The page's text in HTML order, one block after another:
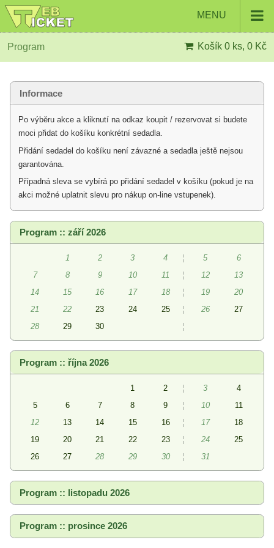
MENU
Program Košík 0 ks, 0 Kč
Informace
Po výběru akce a kliknutí na odkaz koupit / rezervovat si budete
moci přidat do košíku konkrétní sedadla.
Přidání sedadel do košíku není závazné a sedadla ještě nejsou
garantována.
Případná sleva se vybírá po přidání sedadel v košíku (pokud je na
akci možné uplatnit slevu pro nákup on-line vstupenek).
Program :: září 2026
1 2 3 4 ¦ 5
6
7
8 9 10 11 ¦ 12
13
14
15 16 17 18 ¦ 19
20
21
22 23 24 25 ¦ 26
27
28
29 30 ¦
Program :: října 2026
1 2 ¦ 3
4
5
6 7 8 9 ¦ 10
11
12
13 14 15 16 ¦ 17
18
19
20 21 22 23 ¦ 24
25
26
27 28 29 30 ¦ 31
Program :: listopadu 2026
Program :: prosince 2026